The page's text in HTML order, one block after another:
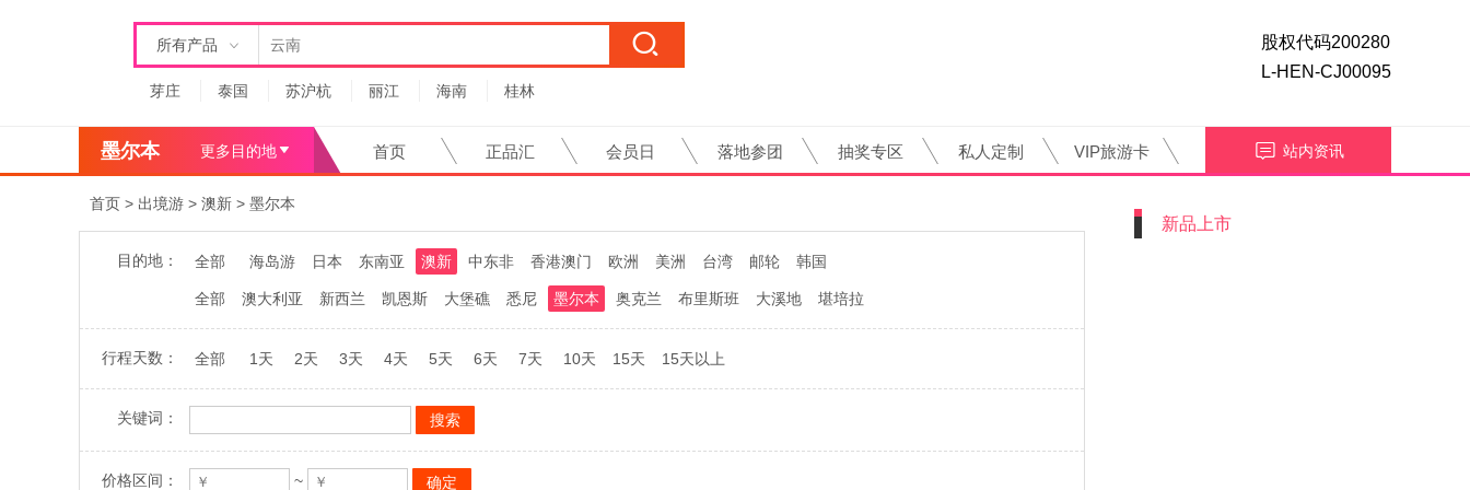
所有产品
芽庄 泰国 苏沪杭 丽江 海南 桂林
股权代码200280
L-HEN-CJ00095
更多目的地
墨尔本 首页 正品汇 会员日 落地参团 抽奖专区 私人定制 VIP旅游卡 站内资讯
首页 > 出境游 > 澳新 > 墨尔本
目的地： 全部 海岛游 日本 东南亚 澳新 中东非 香港澳门 欧洲 美洲 台湾 邮轮 韩国
全部 澳大利亚 新西兰 凯恩斯 大堡礁 悉尼 墨尔本 奥克兰 布里斯班 大溪地 堪培拉
行程天数： 全部 1天 2天 3天 4天 5天 6天 7天 10天 15天 15天以上
关键词：
价格区间： ~
新品上市